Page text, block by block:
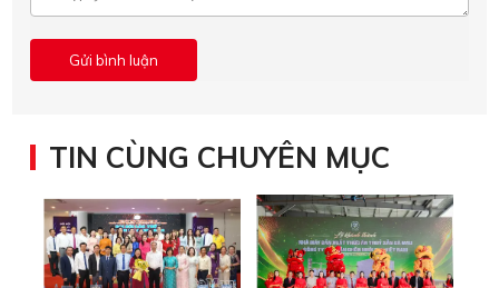
TIN CÙNG CHUYÊN MỤC